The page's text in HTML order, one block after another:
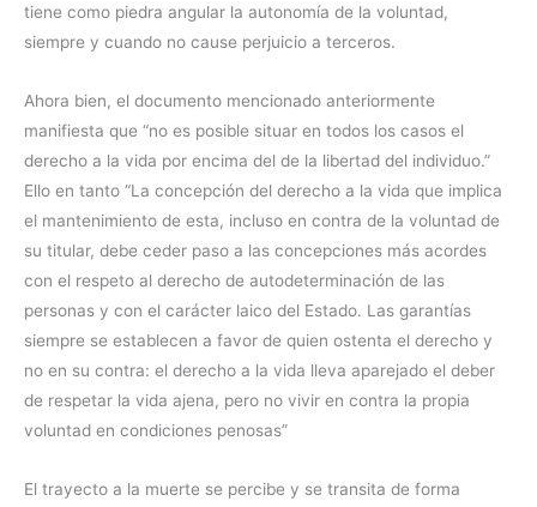
tiene como piedra angular la autonomía de la voluntad,
siempre y cuando no cause perjuicio a terceros.
Ahora bien, el documento mencionado anteriormente
manifiesta que “no es posible situar en todos los casos el
derecho a la vida por encima del de la libertad del individuo.”
Ello en tanto “La concepción del derecho a la vida que implica
el mantenimiento de esta, incluso en contra de la voluntad de
su titular, debe ceder paso a las concepciones más acordes
con el respeto al derecho de autodeterminación de las
personas y con el carácter laico del Estado. Las garantías
siempre se establecen a favor de quien ostenta el derecho y
no en su contra: el derecho a la vida lleva aparejado el deber
de respetar la vida ajena, pero no vivir en contra la propia
voluntad en condiciones penosas”
El trayecto a la muerte se percibe y se transita de forma